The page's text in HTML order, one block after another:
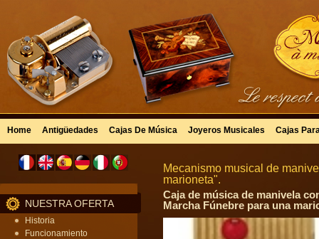
Home Antigüedades Cajas De Música Joyeros Musicales Cajas
NUESTRA OFERTA
Historia
Funcionamiento
Mecanismo musical de
marioneta".
Caja de música de manivela
Marcha Fúnebre para una